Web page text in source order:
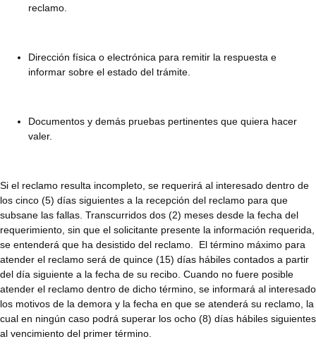
reclamo.
Dirección física o electrónica para remitir la respuesta e
informar sobre el estado del trámite.
Documentos y demás pruebas pertinentes que quiera hacer
valer.
Si el reclamo resulta incompleto, se requerirá al interesado dentro de
los cinco (5) días siguientes a la recepción del reclamo para que
subsane las fallas. Transcurridos dos (2) meses desde la fecha del
requerimiento, sin que el solicitante presente la información requerida,
se entenderá que ha desistido del reclamo. El término máximo para
atender el reclamo será de quince (15) días hábiles contados a partir
del día siguiente a la fecha de su recibo. Cuando no fuere posible
atender el reclamo dentro de dicho término, se informará al interesado
los motivos de la demora y la fecha en que se atenderá su reclamo, la
cual en ningún caso podrá superar los ocho (8) días hábiles siguientes
al vencimiento del primer término.